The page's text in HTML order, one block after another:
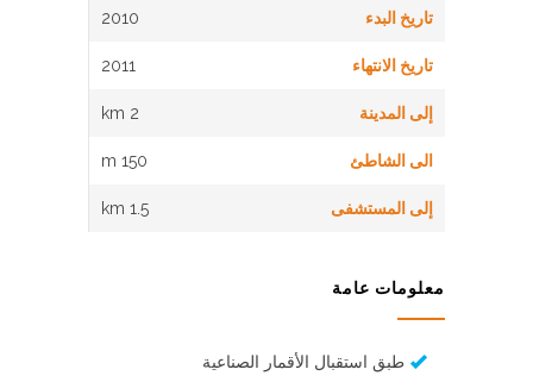
تاريخ البدء 2010
تاريخ الانتهاء 2011
إلى المدينة 2 km
الى الشاطئ 150 m
إلى المستشفى 1.5 km
معلومات عامة
طبق استقبال الأقمار الصناعية